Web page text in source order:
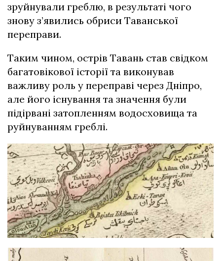
зруйнували греблю, в результаті чого
знову з’явились обриси Таванської
переправи.
Таким чином, острів Тавань став свідком
багатовікової історії та виконував
важливу роль у переправі через Дніпро,
але його існування та значення були
підірвані затопленням водосховища та
руйнуванням греблі.